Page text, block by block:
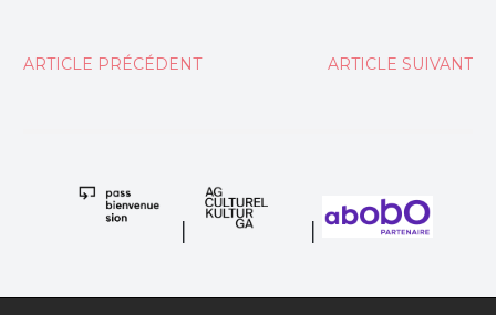
Navigation
ARTICLE PRÉCÉDENT ARTICLE SUIVANT
| |